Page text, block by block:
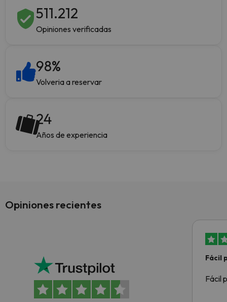
511.212
Opiniones verificadas
98%
Volveria a reservar
24
Años de experiencia
Opiniones recientes
Fácil
Fácil